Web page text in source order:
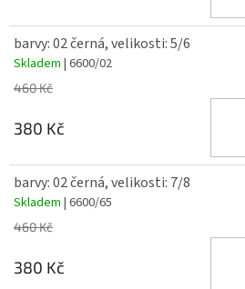
barvy: 02 černá, velikosti: 5/6
Skladem | 6600/02
460 Kč
380 Kč
barvy: 02 černá, velikosti: 7/8
Skladem | 6600/65
460 Kč
380 Kč